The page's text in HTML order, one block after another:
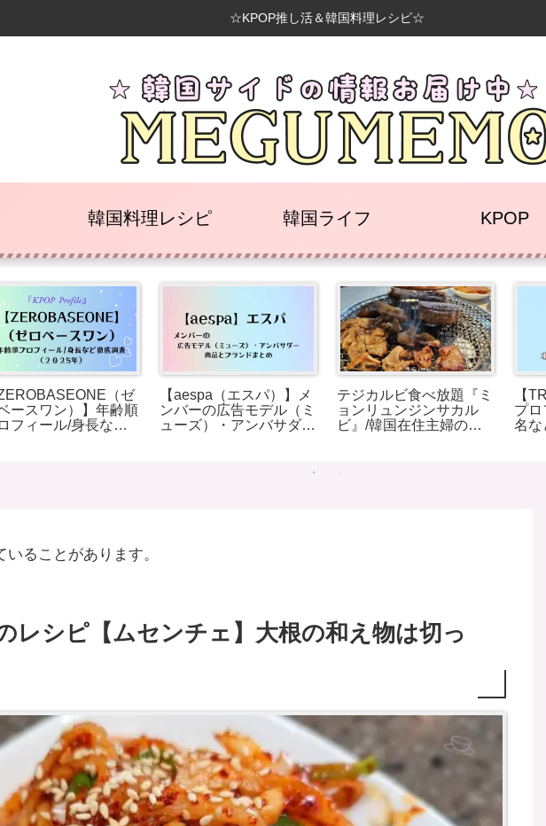
☆KPOP推し活＆韓国料理レシピ☆
韓国料理レシピ 韓国ライフ KPOP
ZEROBASEONE（ゼ
ースワン）】年齢順
フィール/身長など
【aespa（エスパ）】メ
ンバーの広告モデル（ミ
ューズ）・アンバサダー
テジカルビ食べ放題『ミ
ョンリュンジンサカル
ビ』/韓国在住主婦のオ
【
プロ
名な
ることがあります。
レシピ【ムセンチェ】大根の和え物は切っ